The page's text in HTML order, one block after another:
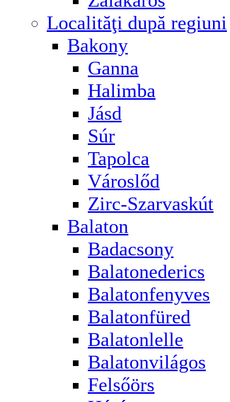
Localităţi după regiuni
Bakony
Ganna
Halimba
Jásd
Súr
Tapolca
Városlőd
Zirc-Szarvaskút
Balaton
Badacsony
Balatonederics
Balatonfenyves
Balatonfüred
Balatonlelle
Balatonvilágos
Felsőörs